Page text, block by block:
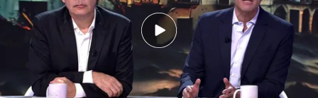
Código 10
30 OCT 2024 - 08:20h.
Las angustiosas imágenes de una mujer
rodeada de agua por las inundaciones: "La